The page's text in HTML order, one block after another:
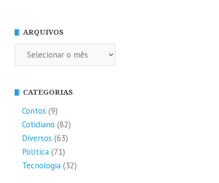
ARQUIVOS
Arquivos
CATEGORIAS
Contos (9)
Cotidiano (82)
Diversos (63)
Política (71)
Tecnologia (32)